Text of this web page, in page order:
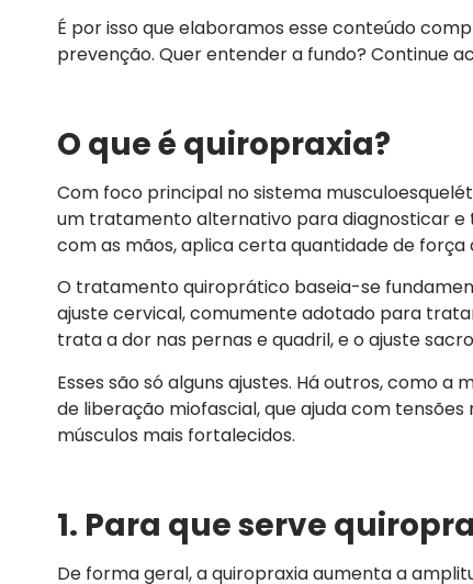
É por isso que elaboramos esse conteúdo
prevenção. Quer entender a fundo? Continue
O que é quiropraxia?
Com foco principal no sistema
um tratamento alternativo para diagnosticar e
com as mãos, aplica certa quantidade de
O tratamento quiroprático baseia-se
ajuste cervical, comumente adotado para
trata a dor nas pernas e quadril, e o ajuste
Esses são só alguns ajustes. Há outros, como
de liberação miofascial, que ajuda com
músculos mais fortalecidos.
1. Para que serve
De forma geral, a quiropraxia aumenta a